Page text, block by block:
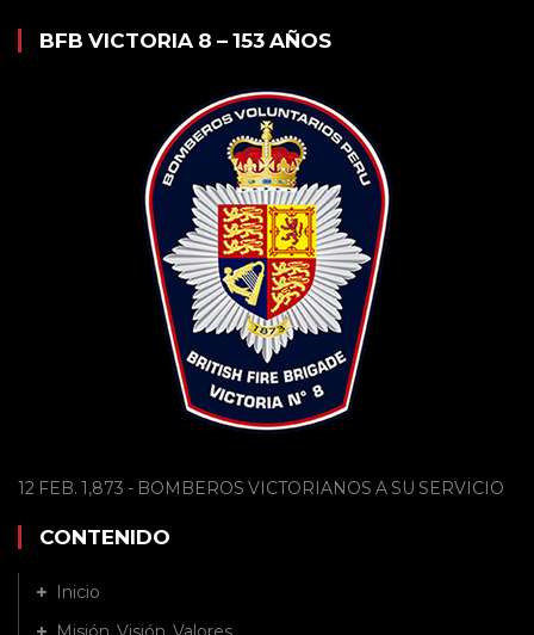
BFB VICTORIA 8 – 153 AÑOS
12 FEB. 1,873 - BOMBEROS VICTORIANOS A SU SERVICIO
CONTENIDO
Inicio